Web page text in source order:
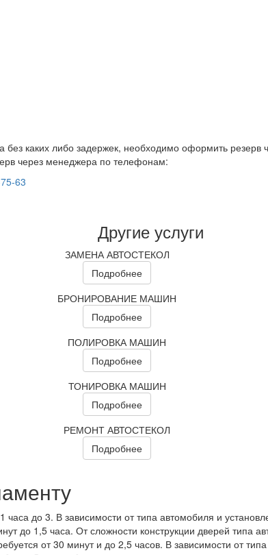
каких либо задержек, необходимо оформить резерв
через менеджера по телефонам:
63
Другие услуги
ЗАМЕНА АВТОСТЕКОЛ
Подробнее
БРОНИРОВАНИЕ МАШИН
Подробнее
ПОЛИРОВКА МАШИН
Подробнее
ТОНИРОВКА МАШИН
Подробнее
РЕМОНТ АВТОСТЕКОЛ
Подробнее
часа до 3. В зависимости от типа автомобиля и
до 1,5 часа. От сложности конструкции дверей типа
от 30 минут и до 2,5 часов. В зависимости от